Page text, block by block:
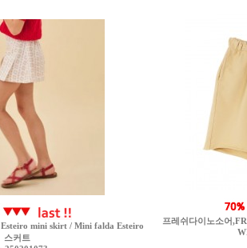
mini skirt / Mini falda Esteiro
스커트
프레쉬다이노소어